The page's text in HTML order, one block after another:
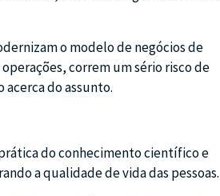
o modelo de negócios de
correm um sério risco de
do assunto.
do conhecimento científico e
a qualidade de vida das pessoas.